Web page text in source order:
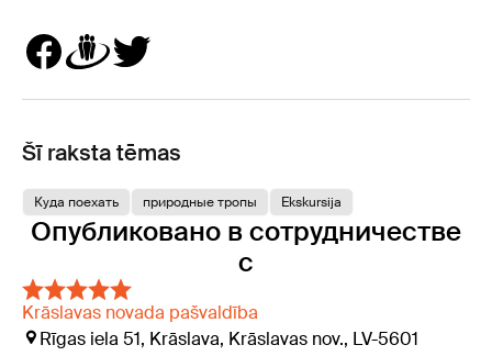
Šī raksta tēmas
Куда поехать природные тропы Ekskursija
Опубликовано в сотрудничестве
с
Krāslavas novada pašvaldība
Rīgas iela 51, Krāslava, Krāslavas nov., LV-5601